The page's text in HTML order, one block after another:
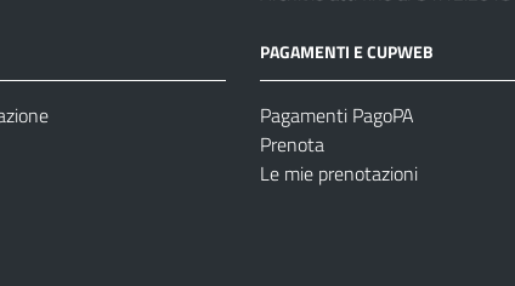
PAGAMENTI E CUPWEB
Pagamenti PagoPA
Prenota
Le mie prenotazioni